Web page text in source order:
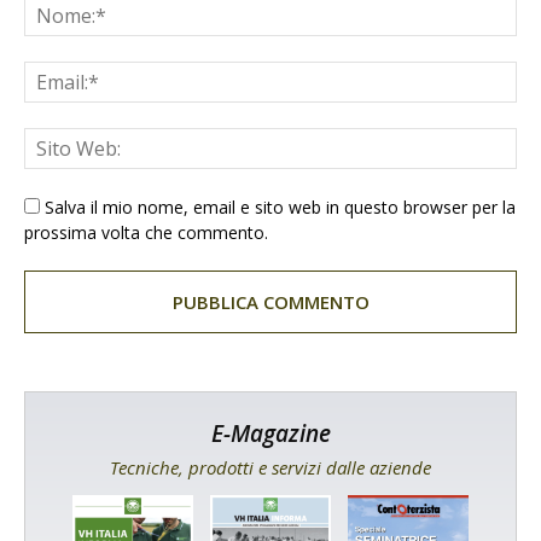
Salva il mio nome, email e sito web in questo browser per la
prossima volta che commento.
E-Magazine
Tecniche, prodotti e servizi dalle aziende